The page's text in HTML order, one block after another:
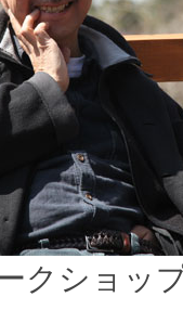
クショッ